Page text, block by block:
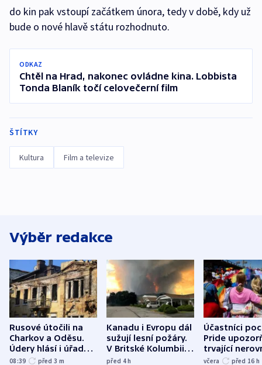
do kin pak vstoupí začátkem února, tedy v době, kdy už
bude o nové hlavě státu rozhodnuto.
ODKAZ
Chtěl na Hrad, nakonec ovládne kina. Lobbista
Tonda Blaník točí celovečerní film
ŠTÍTKY
Kultura Film a televize
Výběr redakce
Rusové útočili na
Charkov a Oděsu.
Údery hlásí i úřady v
Bělgorodu
08:39 před 3 m
Kanadu i Evropu dál
sužují lesní požáry.
V Britské Kolumbii
evakuovali tisíce lidí
před 4h
Účastníci
Pride
trvající
včera před 16 h